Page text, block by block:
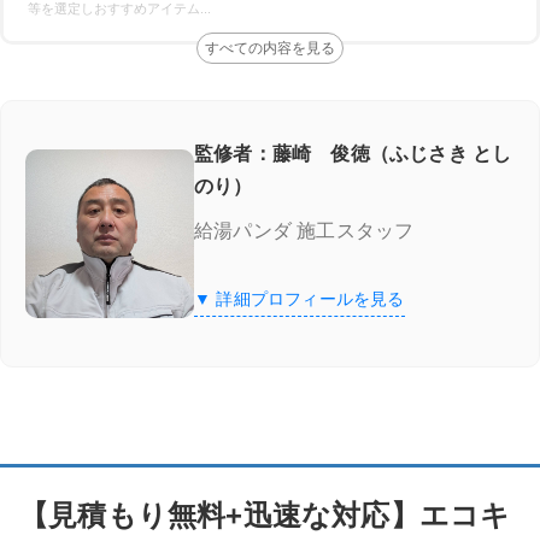
エコキュート専門業者の選び方！ここをチェック
良心価格＆追加費用なし
認定資格の有無
【見積もり無料+迅速な対応】エコキュート交換業者を2社厳選！
エコ救 from おうちのアラート
等を選定しおすすめアイテム
監修者：藤崎 俊徳（ふじさき とし
のり）
給湯パンダ 施工スタッフ
▼ 詳細プロフィールを見る
【見積もり無料+迅速な対応】エコキ